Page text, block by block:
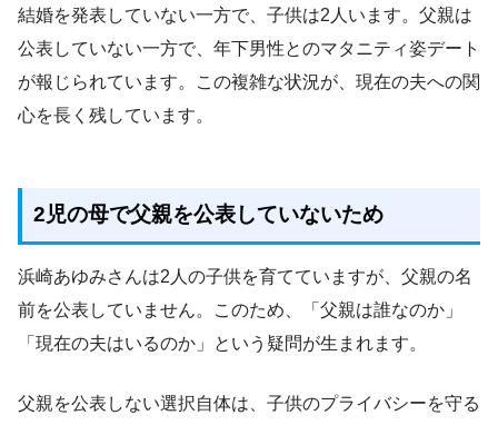
結婚を発表していない一方で、子供は2人います。父親は
公表していない一方で、年下男性とのマタニティ姿デート
が報じられています。この複雑な状況が、現在の夫への関
心を長く残しています。
2児の母で父親を公表していないため
浜崎あゆみさんは2人の子供を育てていますが、父親の名
前を公表していません。このため、「父親は誰なのか」
「現在の夫はいるのか」という疑問が生まれます。
父親を公表しない選択自体は、子供のプライバシーを守る